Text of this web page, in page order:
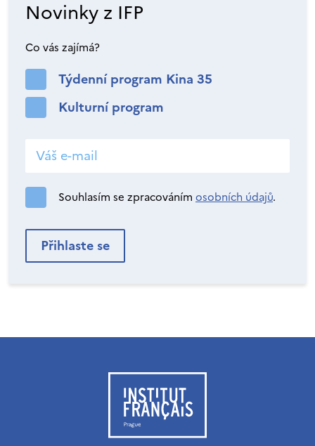
Novinky z IFP
Co vás zajímá?
Týdenní program Kina 35
Kulturní program
Souhlasím se zpracováním osobních údajů.